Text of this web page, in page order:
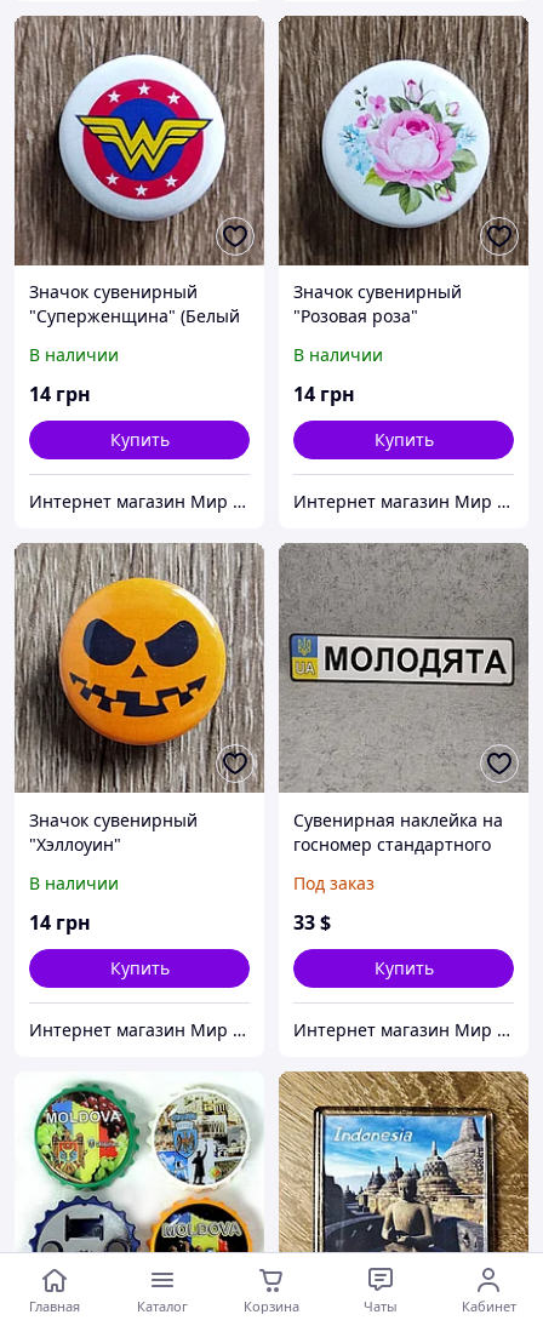
Значок сувенирный
"Суперженщина" (Белый
В наличии
14 грн
Купить
Интернет магазин Мир стендов. Товары из Украины
Значок сувенирный
"Розовая роза"
В наличии
14 грн
Купить
Интернет магазин Мир стендов. Товары из Украины
Значок сувенирный
"Хэллоуин"
В наличии
14 грн
Купить
Интернет магазин Мир стендов. Товары из Украины
Сувенирная наклейка на
госномер стандартного
Под заказ
33$
Купить
Интернет магазин Мир стендов. Товары из Украины
Главная Каталог Корзина Чаты Кабинет